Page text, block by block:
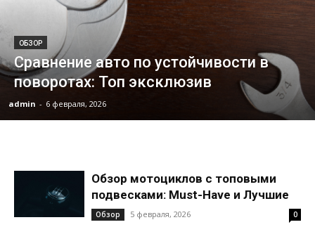
ОБЗОР
Сравнение авто по устойчивости в
поворотах: Топ эксклюзив
admin - 6 февраля, 2026
Обзор мотоциклов с топовыми
подвесками: Must-Have и Лучшие
Обзор 5 февраля, 2026 0